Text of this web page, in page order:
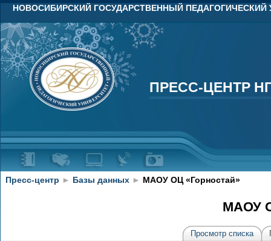
НОВОСИБИРСКИЙ ГОСУДАРСТВЕННЫЙ ПЕДАГОГИЧЕСКИЙ
ПРЕСС-ЦЕНТР
ПРЕСС-ЦЕНТР
Пресс-центр ► Базы данных ► МАОУ ОЦ «Горностай»
МАОУ
Просмотр списка